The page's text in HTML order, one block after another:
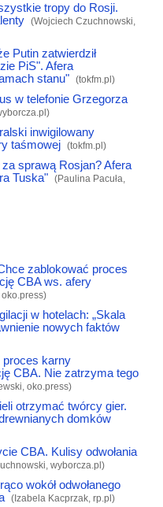
tropy do Rosji.
(Wojciech Czuchnowski,
Putin zatwierdził
PiS". Afera
stanu" (tokfm.pl)
w telefonie Grzegorza
)
inwigilowany
taśmowej (tokfm.pl)
sprawą Rosjan? Afera
Tuska" (Paulina Pacuła,
zablokować proces
CBA ws. afery
oko.press)
w hotelach: „Skala
nowych faktów
proces karny
CBA. Nie zatrzyma tego
oko.press)
otrzymać twórcy gier.
domków
CBA. Kulisy odwołania
wyborcza.pl)
wokół odwołanego
(Izabela Kacprzak, rp.pl)